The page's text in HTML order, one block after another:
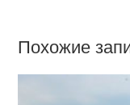
Похожие